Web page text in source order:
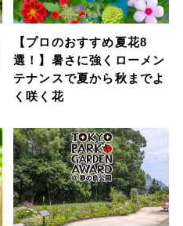
【プロのおすすめ夏花8
選！】暑さに強くローメン
テナンスで夏から秋までよ
く咲く花